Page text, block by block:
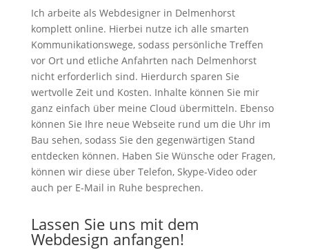
Ich arbeite als Webdesigner in Delmenhorst
komplett online. Hierbei nutze ich alle smarten
Kommunikationswege, sodass persönliche Treffen
vor Ort und etliche Anfahrten nach Delmenhorst
nicht erforderlich sind. Hierdurch sparen Sie
wertvolle Zeit und Kosten. Inhalte können Sie mir
ganz einfach über meine Cloud übermitteln. Ebenso
können Sie Ihre neue Webseite rund um die Uhr im
Bau sehen, sodass Sie den gegenwärtigen Stand
entdecken können. Haben Sie Wünsche oder Fragen,
können wir diese über Telefon, Skype-Video oder
auch per E-Mail in Ruhe besprechen.
Lassen Sie uns mit dem
Webdesign anfangen!